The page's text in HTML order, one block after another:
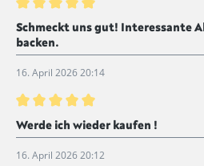
Bewertung mit 5 von 5 Sternen
Schmeckt uns gut! Interessante
backen.
16. April 2026 20:14
Bewertung mit 5 von 5 Sternen
Werde ich wieder kaufen !
16. April 2026 20:12